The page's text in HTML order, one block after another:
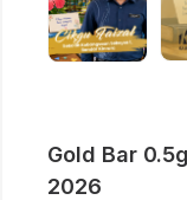
Gold Bar
2026